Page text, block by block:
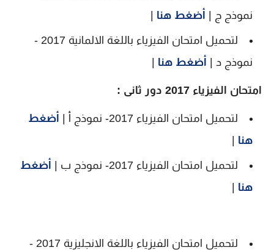
نموذج ج | أضغط هنا
لتحميل امتحان الفيزياء باللغة الالمانية 2017 -
نموذج د | أضغط هنا
امتحان الفيزياء 2017 دور ثانى :
لتحميل امتحان الفيزياء 2017- نموذج أ |
أضغط
هنا
لتحميل امتحان الفيزياء 2017- نموذج ب |
أضغط
هنا
لتحميل امتحان الفيزياء باللغة الانجليزية 2017 -